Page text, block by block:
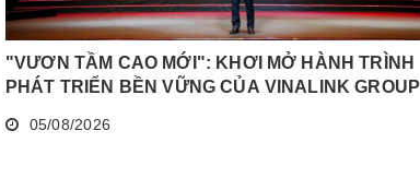
"VƯƠN TẦM CAO MỚI": KHƠI MỞ HÀNH TRÌNH
PHÁT TRIỂN BỀN VỮNG CỦA VINALINK GROUP
05/08/2026